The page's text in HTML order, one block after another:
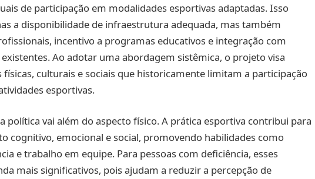
de participação em modalidades esportivas adaptadas. Isso
a disponibilidade de infraestrutura adequada, mas também
incentivo a programas educativos e integração com
Ao adotar uma abordagem sistêmica, o projeto visa
culturais e sociais que historicamente limitam a participação
esportivas.
política vai além do aspecto físico. A prática esportiva contribui para
cognitivo, emocional e social, promovendo habilidades como
e trabalho em equipe. Para pessoas com deficiência, esses
mais significativos, pois ajudam a reduzir a percepção de